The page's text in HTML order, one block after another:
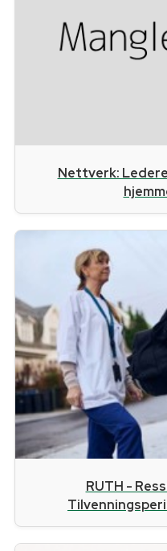
Nettverk:
RUTH -